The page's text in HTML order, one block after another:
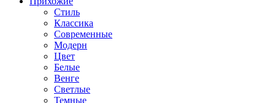
Стиль
Классика
Современные
Модерн
Цвет
Белые
Венге
Светлые
Темные